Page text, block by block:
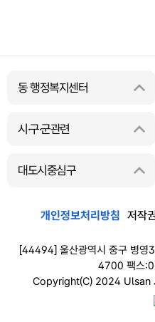
동 행정복지센터
시·구·군관련
대도시중심구
개인정보처리방침 저작
[44494] 울산광역시 중구 병
4700 팩스
Copyright(C) 2024 Ulsan